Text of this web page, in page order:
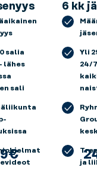
salia
lähes
sali
6 kk
Yli
24/
ja